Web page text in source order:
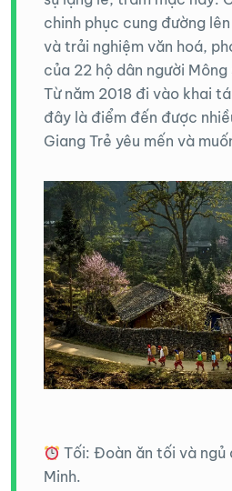
chinh phục cung đường
và trải nghiệm văn hoá,
của 22 hộ dân người
Từ năm 2018 đi vào khai
đây là điểm đến được
Giang Trẻ yêu mến và
Tối: Đoàn ăn tối và ngủ
Minh.